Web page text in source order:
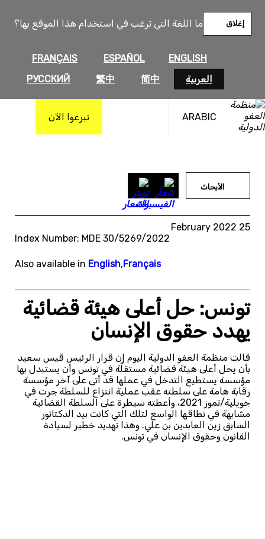
ما اللغة التي ترغب في استخدام هذا الموقع بها؟
ENGLISH
ESPAÑOL
FRANÇAIS
العربية
简中
繁中
РУССКИЙ
إغلاق
ARABIC تبرعوا الآن
المحتوى
الأبحاث
25 February 2022
Index Number: MDE 30/5269/2022
Also available in English,Français
تونس: حل أعلى هيئة قضائية
يهدد حقوق الإنسان
قالت منظمة العفو الدولية اليوم إن قرار الرئيس قيس سعيد
بأن يحل أعلى هيئة قضائية مستقلّة في تونس وأن يستبدل بها
مؤسسة يستطيع التدخل في عملها قد أتى على آخر مؤسسة
رقابة هامة على سلطته عقب عملية انتزاع للسلطة جرت في
جويلية/تموز 2021، وأعطته سيطرة على السلطة القضائية
مشابهة في نطاقها الواسع لتلك التي كانت بيد الدكتاتور
السابق زين العابدين بن علي. وهذا تهديد خطير لسيادة
القانون وحقوق الإنسان في تونس.